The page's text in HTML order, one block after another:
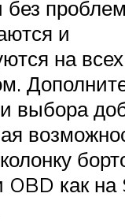
без проблем
и
на
выбора
OBD как на